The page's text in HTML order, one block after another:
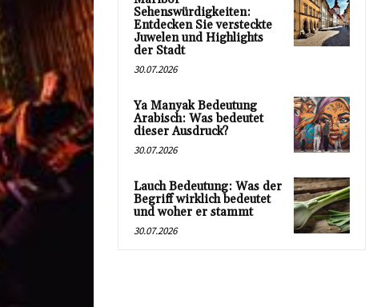
Sehenswürdigkeiten:
Entdecken Sie versteckte
Juwelen und Highlights
der Stadt
30.07.2026
Ya Manyak Bedeutung
Arabisch: Was bedeutet
dieser Ausdruck?
30.07.2026
Lauch Bedeutung: Was der
Begriff wirklich bedeutet
und woher er stammt
30.07.2026